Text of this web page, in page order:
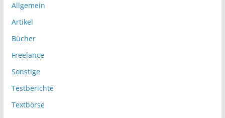
Allgemein
Artikel
Bücher
Freelance
Sonstige
Testberichte
Textbörse